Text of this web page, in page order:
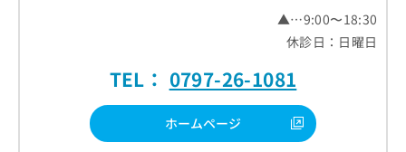
▲…9:00〜18:30
休診日：日曜日
TEL： 0797-26-1081
ホームページ